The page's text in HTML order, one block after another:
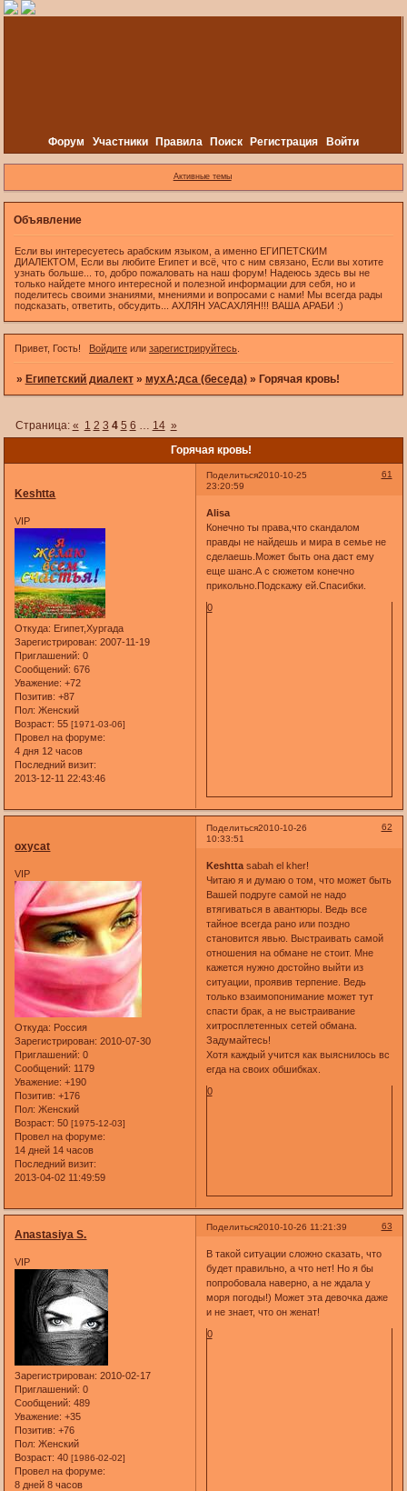
Форум Участники Правила Поиск Регистрация Войти
Активные темы
Объявление
Если вы интересуетесь арабским языком, а именно ЕГИПЕТСКИМ
ДИАЛЕКТОМ, Если вы любите Египет и всё, что с ним связано, Если вы хотите
узнать больше... то, добро пожаловать на наш форум! Надеюсь здесь вы не
только найдете много интересной и полезной информации для себя, но и
поделитесь своими знаниями, мнениями и вопросами с нами! Мы всегда рады
подсказать, ответить, обсудить... АХЛЯН УАСАХЛЯН!!! ВАША АРАБИ :)
Привет, Гость! Войдитеили зарегистрируйтесь.
» Египетский диалект » мухА:дса (беседа) » Горячая кровь!
Горячая кровь!
Страница: « 1 2 3 4 5 6 14 »
Поделиться 61
2010-10-25
23:20:59
Keshtta
VIP
Откуда: Египет,Хургада
Зарегистрирован: 2007-11-19
Приглашений: 0
Сообщений: 676
Уважение: +72
Позитив: +87
Пол: Женский
Возраст: 55[1971-03-06]
Провел на форуме:
4 дня 12 часов
Последний визит:
2013-12-11 22:43:46
Alisa
Конечно ты права,что скандалом
правды не найдешь и мира в семье не
сделаешь.Может быть она даст ему
еще шанс.А с сюжетом конечно
прикольно.Подскажу ей.Спасибки.
0
Поделиться 62
2010-10-26
10:33:51
oxycat
VIP
Откуда: Россия
Зарегистрирован: 2010-07-30
Приглашений: 0
Сообщений: 1179
Уважение: +190
Позитив: +176
Пол: Женский
Возраст: 50[1975-12-03]
Провел на форуме:
14 дней 14 часов
Последний визит:
2013-04-02 11:49:59
Keshttasabah el kher!
Читаю я и думаю о том, что может быть
Вашей подруге самой не надо
втягиваться в авантюры. Ведь все
тайное всегда рано или поздно
становится явью. Выстраивать самой
отношения на обмане не стоит. Мне
кажется нужно достойно выйти из
ситуации, проявив терпение. Ведь
только взаимопонимание может тут
спасти брак, а не выстраивание
хитросплетенных сетей обмана.
Задумайтесь!
Хотя каждый учится как выяснилось вс
егда на своих обшибках.
0
Поделиться 63
2010-10-26 11:21:39
Anastasiya S.
VIP
Зарегистрирован: 2010-02-17
Приглашений: 0
Сообщений: 489
Уважение: +35
Позитив: +76
Пол: Женский
Возраст: 40[1986-02-02]
Провел на форуме:
8 дней 8 часов
В такой ситуации сложно сказать, что
будет правильно, а что нет! Но я бы
попробовала наверно, а не ждала у
моря погоды!) Может эта девочка даже
и не знает, что он женат!
0